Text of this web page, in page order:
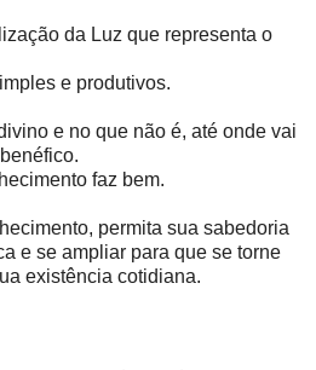
da Luz que representa o
e produtivos.
e no que não é, até onde vai
faz bem.
permita sua sabedoria
e se ampliar para que se torne
existência cotidiana.